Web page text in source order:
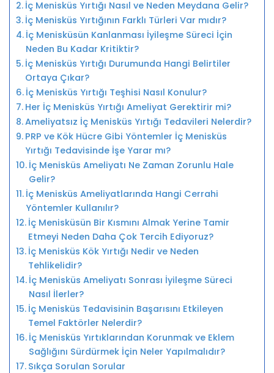
İç Menisküs Yırtığı Nasıl ve Neden Meydana Gelir?
İç Menisküs Yırtığının Farklı Türleri Var mıdır?
İç Menisküsün Kanlanması İyileşme Süreci İçin
Neden Bu Kadar Kritiktir?
İç Menisküs Yırtığı Durumunda Hangi Belirtiler
Ortaya Çıkar?
İç Menisküs Yırtığı Teşhisi Nasıl Konulur?
Her İç Menisküs Yırtığı Ameliyat Gerektirir mi?
Ameliyatsız İç Menisküs Yırtığı Tedavileri Nelerdir?
PRP ve Kök Hücre Gibi Yöntemler İç Menisküs
Yırtığı Tedavisinde İşe Yarar mı?
İç Menisküs Ameliyatı Ne Zaman Zorunlu Hale
Gelir?
İç Menisküs Ameliyatlarında Hangi Cerrahi
Yöntemler Kullanılır?
İç Menisküsün Bir Kısmını Almak Yerine Tamir
Etmeyi Neden Daha Çok Tercih Ediyoruz?
İç Menisküs Kök Yırtığı Nedir ve Neden
Tehlikelidir?
İç Menisküs Ameliyatı Sonrası İyileşme Süreci
Nasıl İlerler?
İç Menisküs Tedavisinin Başarısını Etkileyen
Temel Faktörler Nelerdir?
İç Menisküs Yırtıklarından Korunmak ve Eklem
Sağlığını Sürdürmek İçin Neler Yapılmalıdır?
Sıkça Sorulan Sorular